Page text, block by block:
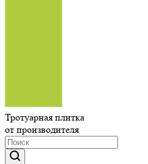
Тротуарная плитка
от производителя